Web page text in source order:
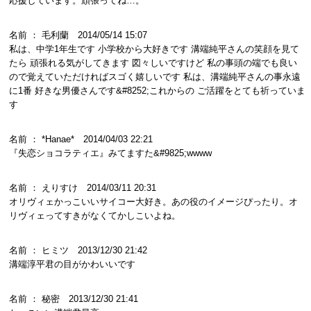
名前 ： 毛利蘭 2014/05/14 15:07
私は、中学1年生です 小学校から大好きです 溝端純平さんの笑顔を見て
たら 頑張れる気がしてきます 図々しいですけど 私の事頭の端でも良い
ので覚えていただければスゴく嬉しいです 私は、溝端純平さんの事永遠
に1番 好きな男優さんです&#8252;これからの ご活躍をとても祈っていま
す
名前 ： *Hanae* 2014/04/03 22:21
『失恋ショコラティエ』みてますた&#9825;wwww
名前 ： えりすけ 2014/03/11 20:31
オリヴィェかっこいいサイコー大好き。あの役のイメージぴったり。オ
リヴィェってすきがなくてかしこいよね。
名前 ： ヒミツ 2013/12/30 21:42
溝端淳平君の目がかわいいです
名前 ： 秘密 2013/12/30 21:41